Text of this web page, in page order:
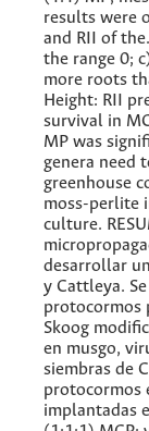
results were
and RII of
the range 0;
more roots
Height: RII
survival in
MP was
genera need
greenhouse
moss-perlite
culture.
desarrollar
y Cattleya.
protocormos
Skoog
en musgo,
siembras de
protocormos
implantadas